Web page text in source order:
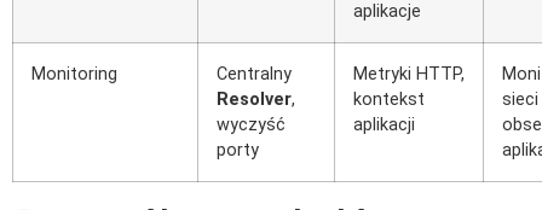
aplikacje
Monitoring
Centralny
Resolver,
wyczyść
porty
Metryki HTTP,
kontekst
aplikacji
sieci